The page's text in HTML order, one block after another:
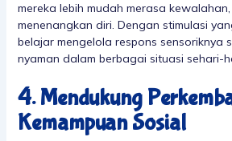
mereka lebih mudah merasa
menenangkan diri. Dengan stimulasi
belajar mengelola respons sensoriknya
nyaman dalam berbagai situasi sehari-
4. Mendukung
Kemampuan Sosial